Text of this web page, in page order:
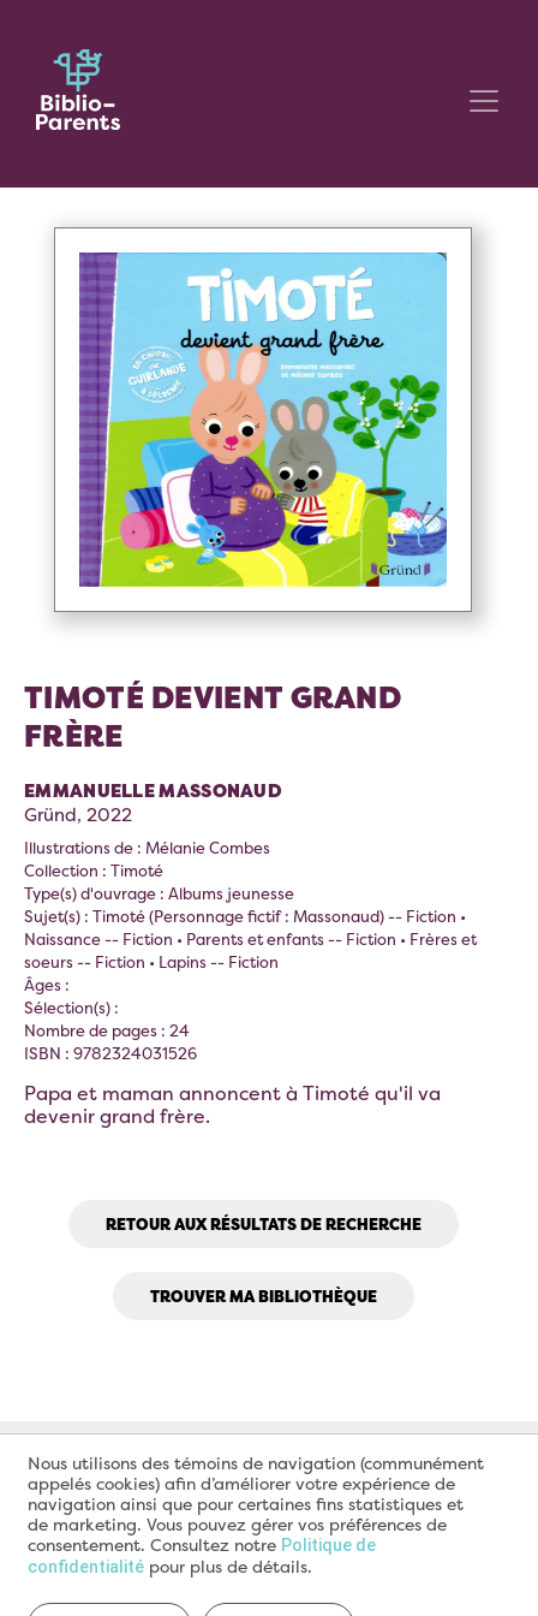
TIMOTÉ DEVIENT GRAND
FRÈRE
EMMANUELLE MASSONAUD
Gründ, 2022
Illustrations de : Mélanie Combes
Collection : Timoté
Type(s) d'ouvrage : Albums jeunesse
Sujet(s) : Timoté (Personnage fictif : Massonaud) -- Fiction •
Naissance -- Fiction • Parents et enfants -- Fiction • Frères et
soeurs -- Fiction • Lapins -- Fiction
Âges :
Sélection(s) :
Nombre de pages : 24
ISBN : 9782324031526
Papa et maman annoncent à Timoté qu'il va
devenir grand frère.
RETOUR AUX RÉSULTATS DE RECHERCHE
TROUVER MA BIBLIOTHÈQUE
Nous utilisons des témoins de navigation (communément
appelés cookies) afin d’améliorer votre expérience de
navigation ainsi que pour certaines fins statistiques et
de marketing. Vous pouvez gérer vos préférences de
consentement. Consultez notre Politique de
confidentialité pour plus de détails.